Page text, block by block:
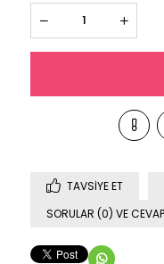
TAVSIYE ET
SORULAR (0) VE